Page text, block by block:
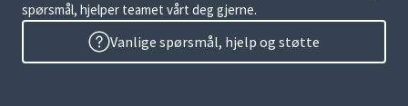
spørsmål, hjelper teamet vårt deg gjerne.
Vanlige spørsmål, hjelp og støtte